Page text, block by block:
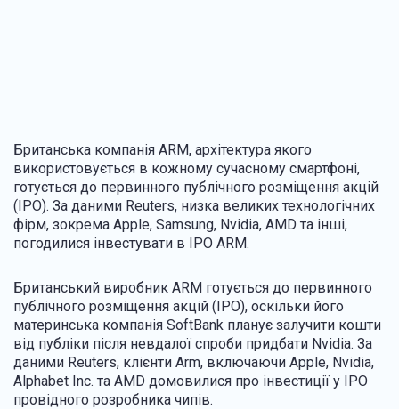
Британська компанія ARM, архітектура якого
використовується в кожному сучасному смартфоні,
готується до первинного публічного розміщення акцій
(IPO). За даними Reuters, низка великих технологічних
фірм, зокрема Apple, Samsung, Nvidia, AMD та інші,
погодилися інвестувати в IPO ARM.
Британський виробник ARM готується до первинного
публічного розміщення акцій (IPO), оскільки його
материнська компанія SoftBank планує залучити кошти
від публіки після невдалої спроби придбати Nvidia. За
даними Reuters, клієнти Arm, включаючи Apple, Nvidia,
Alphabet Inc. та AMD домовилися про інвестиції у IPO
провідного розробника чипів.